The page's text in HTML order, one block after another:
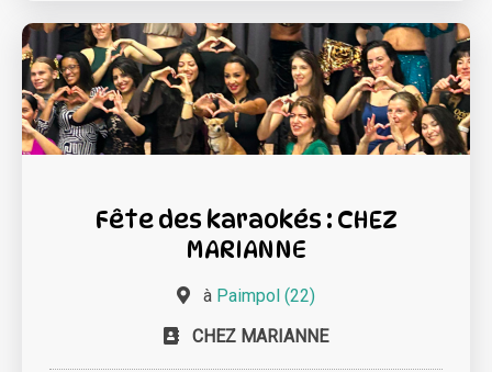
Fête des karaokés : CHEZ
MARIANNE
à Paimpol (22)
CHEZ MARIANNE